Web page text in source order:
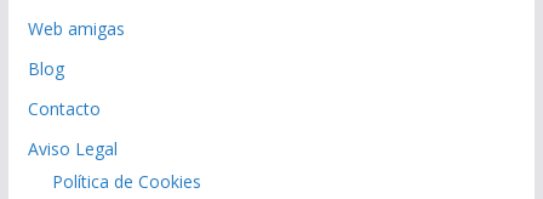
Web amigas
Blog
Contacto
Aviso Legal
Política de Cookies